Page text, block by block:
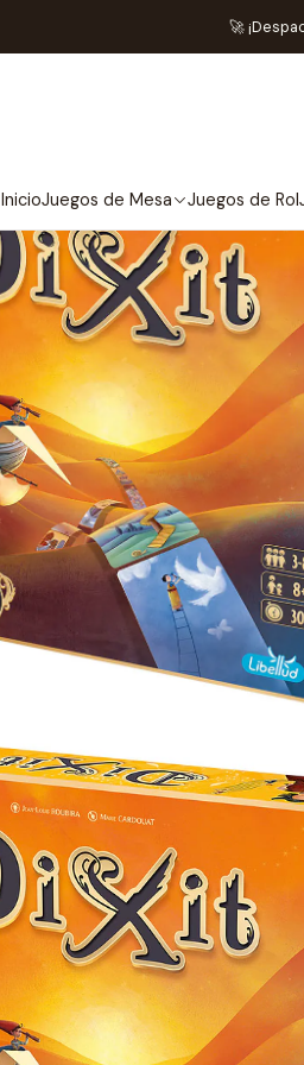
InicioJuegos de Mesa Juegos de Rol
🚀